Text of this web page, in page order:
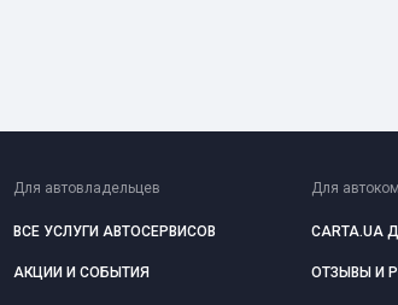
Для автовладельцев
ВСЕ УСЛУГИ АВТОСЕРВИСОВ
АКЦИИ И СОБЫТИЯ
Для
CARTA.UA
ОТЗЫВЫ И